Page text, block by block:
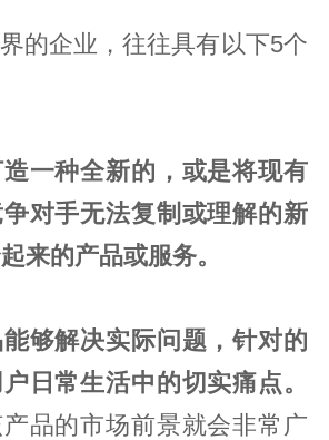
的企业，往往具有以下5个
一种全新的，或是将现有
对手无法复制或理解的新
来的产品或服务。
够解决实际问题，针对的
日常生活中的切实痛点。
品的市场前景就会非常广